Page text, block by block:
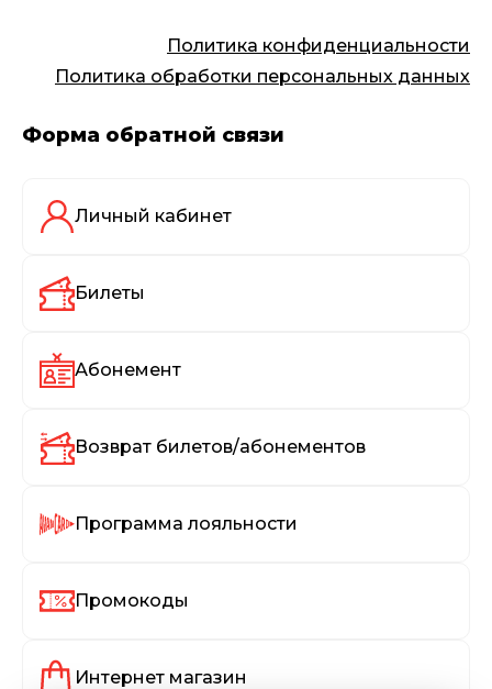
Политика конфиденциальности
Политика обработки персональных данных
Форма обратной связи
Личный кабинет
Билеты
Абонемент
Возврат билетов/абонементов
Программа лояльности
Промокоды
Интернет магазин